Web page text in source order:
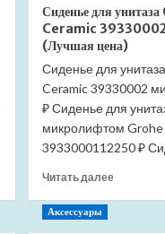
система
Croma
Select
S
280
1jet
26890700
белый
Сиденье для
Ceramic
(Лучшая цена)
Сиденье для
Ceramic 39330002
₽ Сиденье для
микролифтом Grohe
3933000112250 ₽
Читать далееПрочитать
Аксессуары